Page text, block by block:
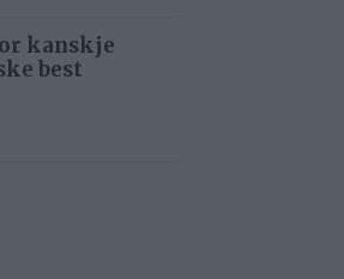
kanskje
best